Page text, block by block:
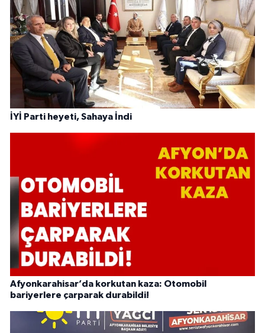
İYİ Parti heyeti, Sahaya İndi
Afyonkarahisar’da korkutan kaza: Otomobil
bariyerlere çarparak durabildi!